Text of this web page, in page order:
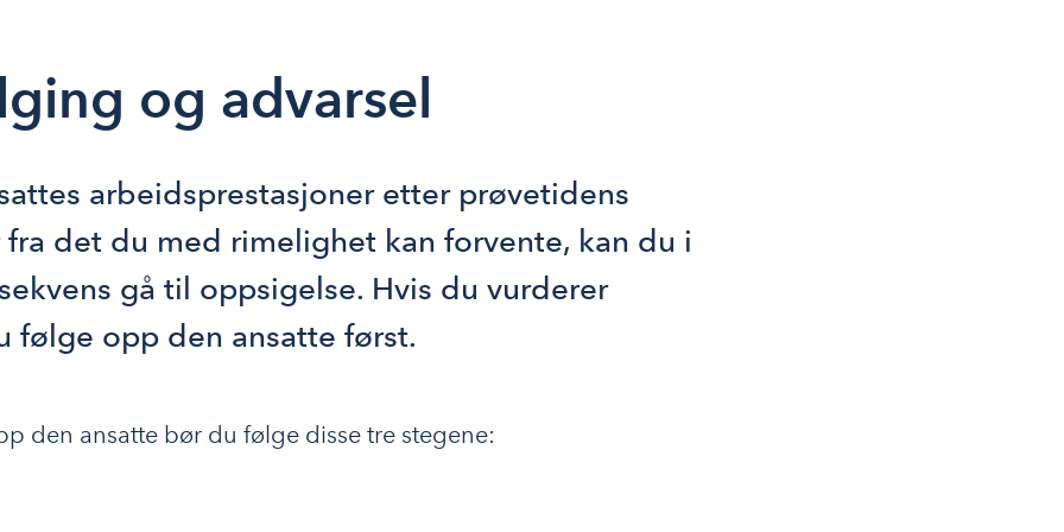
og advarsel
arbeidsprestasjoner etter prøvetidens
det du med rimelighet kan forvente, kan du i
gå til oppsigelse. Hvis du vurderer
følge opp den ansatte først.
den ansatte bør du følge disse tre stegene: